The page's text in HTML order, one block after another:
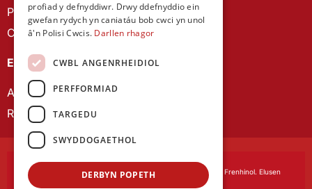
Polisi Preifatrwydd
Cysylltu â ni
EIN CYHOEDDIADAU
Astudiaethau Cymreig
Rhwydwaith Ymchwil Gyrfa Cynnar
Cymdeithas Ddysgedig Cymru, corfforedig drwy Siarter Frenhinol. Elusen
profiad y defnyddiwr. Drwy ddefnyddio ein
gwefan rydych yn caniatáu bob cwci yn unol
â'n Polisi Cwcis. Darllen rhagor
CWBL ANGENRHEIDIOL
PERFFORMIAD
TARGEDU
SWYDDOGAETHOL
DERBYN POPETH